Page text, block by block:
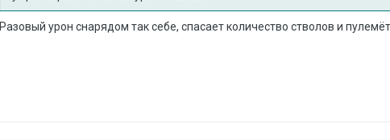
Разовый урон снарядом так себе, спасает количество стволов и